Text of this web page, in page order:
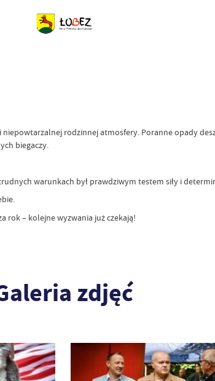
rodzinnej atmosfery. Poranne opady
biegaczy.
warunkach był prawdziwym testem siły i
rok – kolejne wyzwania już czekają!
zdjęć